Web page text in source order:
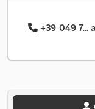
+39 049 7...